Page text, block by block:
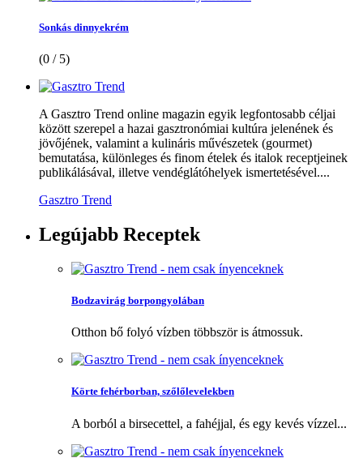
Sonkás dinnyekrém
(0 / 5)
A Gasztro Trend online magazin egyik legfontosabb céljai
között szerepel a hazai gasztronómiai kultúra jelenének és
jövőjének, valamint a kulináris művészetek (gourmet)
bemutatása, különleges és finom ételek és italok receptjeinek
publikálásával, illetve vendéglátóhelyek ismertetésével....
Gasztro Trend
Legújabb Receptek
Bodzavirág borpongyolában
Otthon bő folyó vízben többször is átmossuk.
Körte fehérborban, szőlőlevelekben
A borból a birsecettel, a fahéjjal, és egy kevés vízzel...